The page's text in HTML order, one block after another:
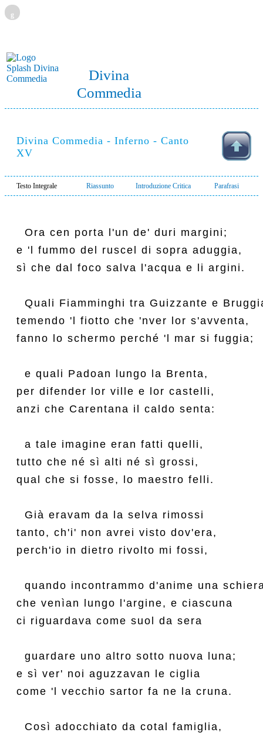
g
Divina
Commedia
Divina Commedia - Inferno - Canto
XV
Testo Integrale Riassunto Introduzione Critica Parafrasi
  Ora cen porta l'un de' duri margini;
e 'l fummo del ruscel di sopra aduggia,
sì che dal foco salva l'acqua e li argini.
Quali Fiamminghi tra Guizzante e
temendo 'l fiotto che 'nver lor s'avventa,
fanno lo schermo perché 'l mar si fuggia;
  e quali Padoan lungo la Brenta,
per difender lor ville e lor castelli,
anzi che Carentana il caldo senta:
  a tale imagine eran fatti quelli,
tutto che né sì alti né sì grossi,
qual che si fosse, lo maestro felli.
  Già eravam da la selva rimossi
tanto, ch'i' non avrei visto dov'era,
perch'io in dietro rivolto mi fossi,
quando incontrammo d'anime una
che venìan lungo l'argine, e ciascuna
ci riguardava come suol da sera
  guardare uno altro sotto nuova luna;
e sì ver' noi aguzzavan le ciglia
come 'l vecchio sartor fa ne la cruna.
  Così adocchiato da cotal famiglia,